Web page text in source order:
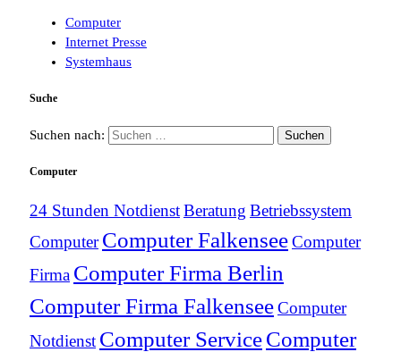
Computer
Internet Presse
Systemhaus
Suche
Suchen nach:
Computer
24 Stunden NotdienstBeratung Betriebssystem
Computer Computer FalkenseeComputer
Firma Computer Firma Berlin
Computer Firma FalkenseeComputer
Notdienst Computer ServiceComputer